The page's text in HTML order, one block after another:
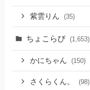
紫雲りん (35)
ちょこらび (1,653)
かにちゃん (150)
さくらくん。 (98)